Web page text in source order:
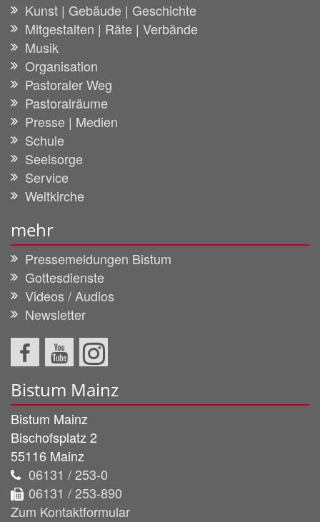
Kunst | Gebäude | Geschichte
Mitgestalten | Räte | Verbände
Musik
Organisation
Pastoraler Weg
Pastoralräume
Presse | Medien
Schule
Seelsorge
Service
Weltkirche
mehr
Pressemeldungen Bistum
Gottesdienste
Videos / Audios
Newsletter
Bistum Mainz
Bistum Mainz
Bischofsplatz 2
55116 Mainz
06131 / 253-0
06131 / 253-890
Zum Kontaktformular